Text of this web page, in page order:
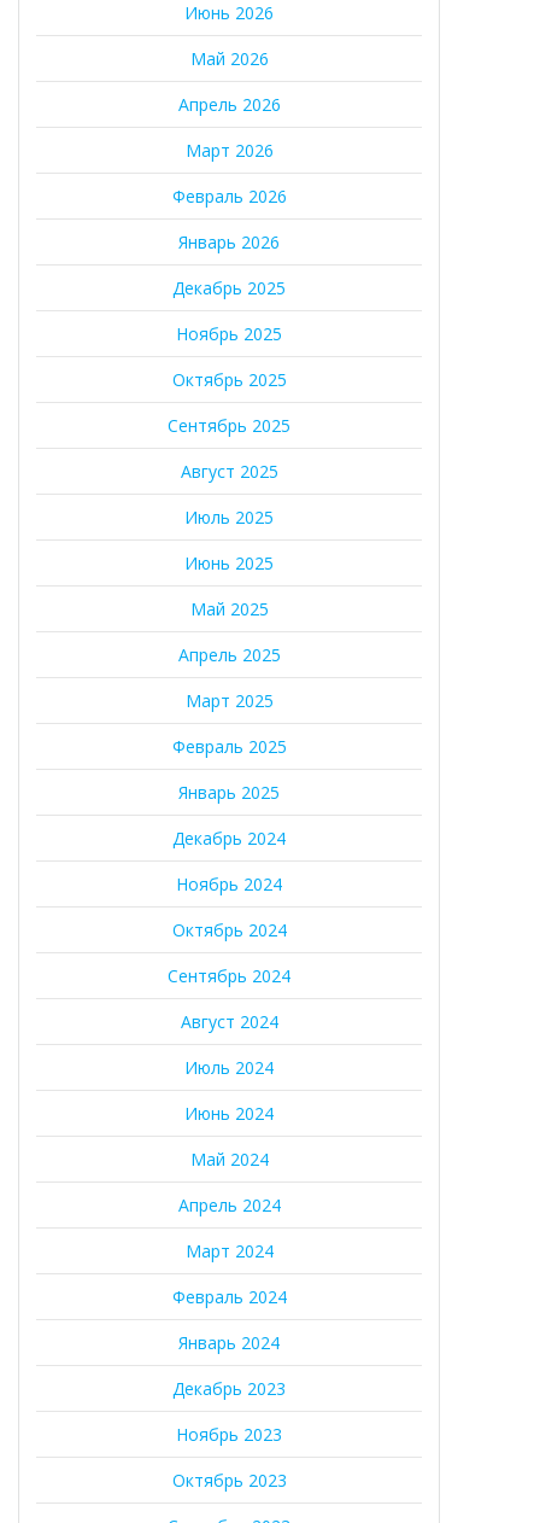
Июнь 2026
Май 2026
Апрель 2026
Март 2026
Февраль 2026
Январь 2026
Декабрь 2025
Ноябрь 2025
Октябрь 2025
Сентябрь 2025
Август 2025
Июль 2025
Июнь 2025
Май 2025
Апрель 2025
Март 2025
Февраль 2025
Январь 2025
Декабрь 2024
Ноябрь 2024
Октябрь 2024
Сентябрь 2024
Август 2024
Июль 2024
Июнь 2024
Май 2024
Апрель 2024
Март 2024
Февраль 2024
Январь 2024
Декабрь 2023
Ноябрь 2023
Октябрь 2023